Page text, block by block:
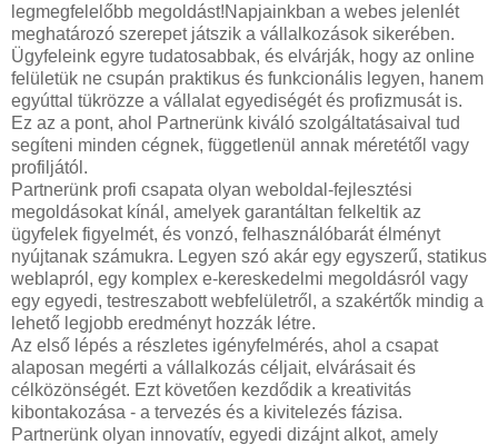
legmegfelelőbb megoldást!Napjainkban a webes jelenlét
meghatározó szerepet játszik a vállalkozások sikerében.
Ügyfeleink egyre tudatosabbak, és elvárják, hogy az online
felületük ne csupán praktikus és funkcionális legyen, hanem
egyúttal tükrözze a vállalat egyediségét és profizmusát is.
Ez az a pont, ahol Partnerünk kiváló szolgáltatásaival tud
segíteni minden cégnek, függetlenül annak méretétől vagy
profiljától.
Partnerünk profi csapata olyan weboldal-fejlesztési
megoldásokat kínál, amelyek garantáltan felkeltik az
ügyfelek figyelmét, és vonzó, felhasználóbarát élményt
nyújtanak számukra. Legyen szó akár egy egyszerű, statikus
weblapról, egy komplex e-kereskedelmi megoldásról vagy
egy egyedi, testreszabott webfelületről, a szakértők mindig a
lehető legjobb eredményt hozzák létre.
Az első lépés a részletes igényfelmérés, ahol a csapat
alaposan megérti a vállalkozás céljait, elvárásait és
célközönségét. Ezt követően kezdődik a kreativitás
kibontakozása - a tervezés és a kivitelezés fázisa.
Partnerünk olyan innovatív, egyedi dizájnt alkot, amely